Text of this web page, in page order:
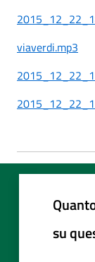
viaverdi.mp3
su